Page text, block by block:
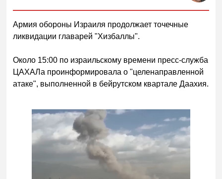
Армия обороны Израиля продолжает точечные
ликвидации главарей "Хизбаллы".
Около 15:00 по израильскому времени пресс-служба
ЦАХАЛа проинформировала о "целенаправленной
атаке", выполненной в бейрутском квартале Даахия.